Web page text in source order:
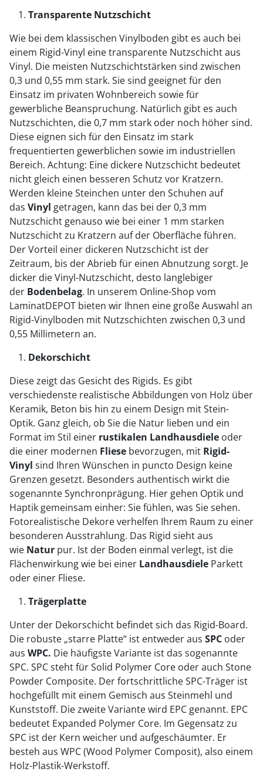
Transparente Nutzschicht
Wie bei dem klassischen Vinylboden gibt es auch bei
einem Rigid-Vinyl eine transparente Nutzschicht aus
Vinyl. Die meisten Nutzschichtstärken sind zwischen
0,3 und 0,55 mm stark. Sie sind geeignet für den
Einsatz im privaten Wohnbereich sowie für
gewerbliche Beanspruchung. Natürlich gibt es auch
Nutzschichten, die 0,7 mm stark oder noch höher sind.
Diese eignen sich für den Einsatz im stark
frequentierten gewerblichen sowie im industriellen
Bereich. Achtung: Eine dickere Nutzschicht bedeutet
nicht gleich einen besseren Schutz vor Kratzern.
Werden kleine Steinchen unter den Schuhen auf
das Vinyl getragen, kann das bei der 0,3 mm
Nutzschicht genauso wie bei einer 1 mm starken
Nutzschicht zu Kratzern auf der Oberfläche führen.
Der Vorteil einer dickeren Nutzschicht ist der
Zeitraum, bis der Abrieb für einen Abnutzung sorgt. Je
dicker die Vinyl-Nutzschicht, desto langlebiger
der Bodenbelag. In unserem Online-Shop vom
LaminatDEPOT bieten wir Ihnen eine große Auswahl an
Rigid-Vinylboden mit Nutzschichten zwischen 0,3 und
0,55 Millimetern an.
Dekorschicht
Diese zeigt das Gesicht des Rigids. Es gibt
verschiedenste realistische Abbildungen von Holz über
Keramik, Beton bis hin zu einem Design mit Stein-
Optik. Ganz gleich, ob Sie die Natur lieben und ein
Format im Stil einer rustikalen Landhausdiele oder
die einer modernen Fliese bevorzugen, mit Rigid-
Vinyl sind Ihren Wünschen in puncto Design keine
Grenzen gesetzt. Besonders authentisch wirkt die
sogenannte Synchronprägung. Hier gehen Optik und
Haptik gemeinsam einher: Sie fühlen, was Sie sehen.
Fotorealistische Dekore verhelfen Ihrem Raum zu einer
besonderen Ausstrahlung. Das Rigid sieht aus
wie Natur pur. Ist der Boden einmal verlegt, ist die
Flächenwirkung wie bei einer Landhausdiele Parkett
oder einer Fliese.
Trägerplatte
Unter der Dekorschicht befindet sich das Rigid-Board.
Die robuste „starre Platte“ ist entweder aus SPC oder
aus WPC. Die häufigste Variante ist das sogenannte
SPC. SPC steht für Solid Polymer Core oder auch Stone
Powder Composite. Der fortschrittliche SPC-Träger ist
hochgefüllt mit einem Gemisch aus Steinmehl und
Kunststoff. Die zweite Variante wird EPC genannt. EPC
bedeutet Expanded Polymer Core. Im Gegensatz zu
SPC ist der Kern weicher und aufgeschäumter. Er
besteh aus WPC (Wood Polymer Composit), also einem
Holz-Plastik-Werkstoff.